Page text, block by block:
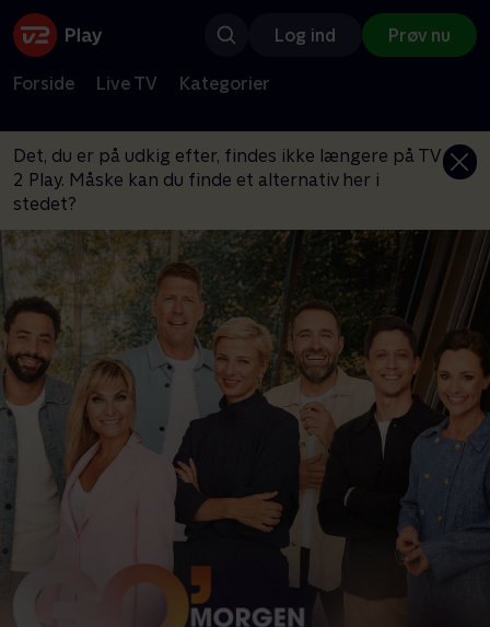
Log ind Prøv nu
Forside Live TV Kategorier
Det, du er på udkig efter, findes ikke længere på TV
2 Play. Måske kan du finde et alternativ her i
stedet?